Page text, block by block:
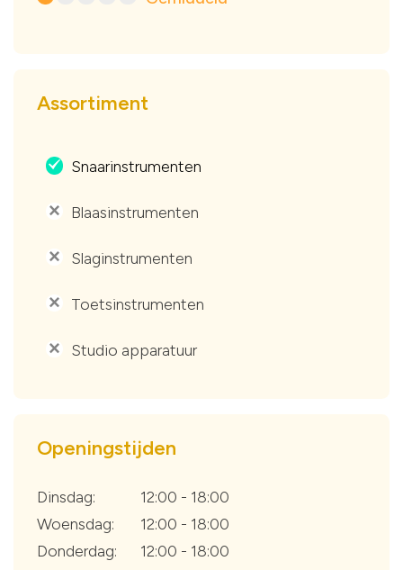
Assortiment
. Snaarinstrumenten
' Blaasinstrumenten
' Slaginstrumenten
' Toetsinstrumenten
' Studio apparatuur
Openingstijden
Dinsdag:
12:00 - 18:00
Woensdag:
12:00 - 18:00
Donderdag:
12:00 - 18:00